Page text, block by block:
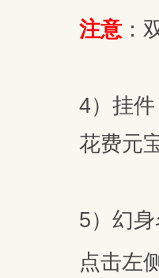
注意 ：
4）挂件
花费元
5）幻
点击左